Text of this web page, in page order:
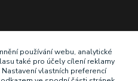
používání webu, analytické
také pro účely cílení reklamy
vlastních preferencí